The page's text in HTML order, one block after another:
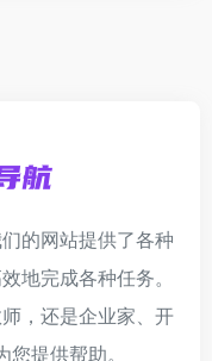
的网站提供了各种
地完成各种任务。
，还是企业家、开
提供帮助。